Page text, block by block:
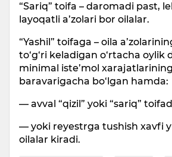
“Sariq” toifa – daromadi past,
layoqatli a’zolari bor oilalar.
“Yashil” toifaga – oila
to‘g‘ri keladigan o‘rtacha oylik
minimal iste’mol xarajatlarining
baravarigacha bo‘lgan hamda:
— avval “qizil” yoki “sariq”
— yoki reyestrga tushish xavfi
oilalar kiradi.